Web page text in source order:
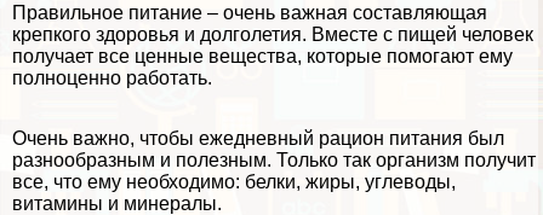
Правильное питание – очень важная составляющая
крепкого здоровья и долголетия. Вместе с пищей человек
получает все ценные вещества, которые помогают ему
полноценно работать.
Очень важно, чтобы ежедневный рацион питания был
разнообразным и полезным. Только так организм получит
все, что ему необходимо: белки, жиры, углеводы,
витамины и минералы.